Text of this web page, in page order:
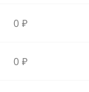
0 ₽
0 ₽